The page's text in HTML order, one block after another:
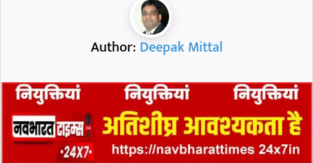
Author: Deepak Mittal